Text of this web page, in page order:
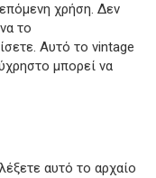
επόμενη χρήση. Δεν
το
Αυτό το vintage
μπορεί να
αυτό το αρχαίο